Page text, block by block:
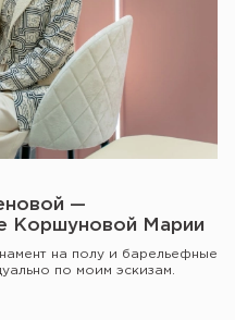
—
Коршуновой Марии
на полу и барельефные
по моим эскизам.